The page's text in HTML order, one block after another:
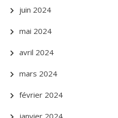
juin 2024
mai 2024
avril 2024
mars 2024
février 2024
janvier 2024